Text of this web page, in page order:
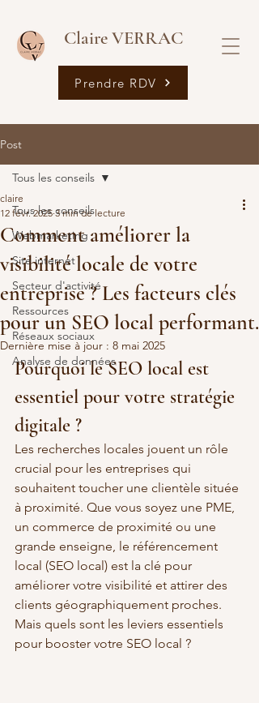
Claire VERRAC
Prendre RDV
Post
Tous les conseils
Webmarketing
Site internet
Secteur d'activité
Ressources
Réseaux sociaux
Analyse de données
Tous les conseils
Comment améliorer la
visibilité locale de votre
entreprise ? Les facteurs clés
pour un SEO local performant.
claire
12 févr. 2025 3 min de lecture
Dernière mise à jour : 8 mai 2025
Pourquoi le SEO local est
essentiel pour votre stratégie
digitale ?
Les recherches locales jouent un rôle
crucial pour les entreprises qui
souhaitent toucher une clientèle située
à proximité. Que vous soyez une PME,
un commerce de proximité ou une
grande enseigne, le référencement
local (SEO local) est la clé pour
améliorer votre visibilité et attirer des
clients géographiquement proches.
Mais quels sont les leviers essentiels
pour booster votre SEO local ?